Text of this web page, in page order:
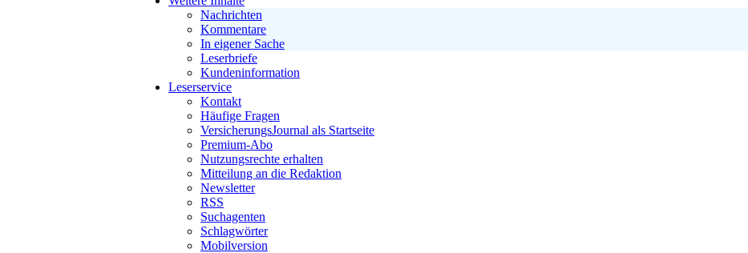
Nachrichten
Kommentare
In eigener Sache
Leserbriefe
Kundeninformation
Leserservice
Kontakt
Häufige Fragen
VersicherungsJournal als Startseite
Premium-Abo
Nutzungsrechte erhalten
Mitteilung an die Redaktion
Newsletter
RSS
Suchagenten
Schlagwörter
Mobilversion